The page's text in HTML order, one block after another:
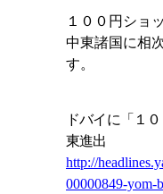
１００円ショ
中東諸国に相
す。
ドバイに「１
東進出
http://
00000849-yom-